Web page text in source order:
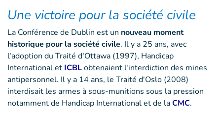
Une victoire pour la société civile
La Conférence de Dublin est un nouveau moment
historique pour la société civile. Il y a 25 ans, avec
l'adoption du Traité d'Ottawa (1997), Handicap
International et ICBLobtenaient l'interdiction des mines
antipersonnel. Il y a 14 ans, le Traité d'Oslo (2008)
interdisait les armes à sous-munitions sous la pression
notamment de Handicap International et de laCMC.